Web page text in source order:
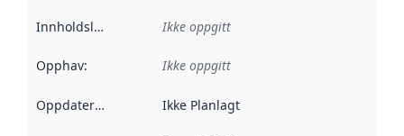
Innholdsleverandører :
Ikke oppgitt
Opphav: Ikke oppgitt
Oppdateringsfrekvens :
Ikke Planlagt